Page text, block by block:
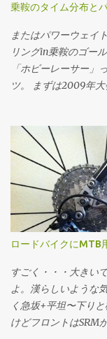
1.226kg/m^3、
て、CdA=0.215で速
式で w = 0.5・0.215
209.07 同様に速度
の式で CdA =
ワットセーブする"
乗鞍のタイム分布と
またはパワーウェイ
リングin乗鞍のゴー
「ホビーレーサー」
ツ。 まずは2009年
2009年大会ゴール
準偏差は0.23828524
偏差±1〜3でタイム
をマーキングしてま
61[kg] バイク:
数: 0.0045 空気抵抗
レーサー(笑)」を想
上で、走行抵抗・加
ーションで求めてい
ジンです。 全3634
差-3の区間である43
55〜70分の間に206
ロードバイクにMTB
すごく・・・大きい
よ。漢らしいような
く急坂+平坦〜下り
けどフロントはSRM